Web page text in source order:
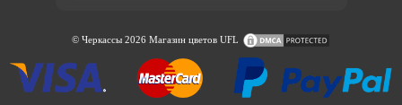
© Черкассы 2026 Магазин цветов UFL